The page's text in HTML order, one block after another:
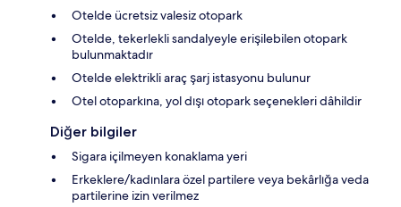
Otelde ücretsiz valesiz otopark
Otelde, tekerlekli sandalyeyle erişilebilen otopark
bulunmaktadır
Otelde elektrikli araç şarj istasyonu bulunur
Otel otoparkına, yol dışı otopark seçenekleri dâhildir
Diğer bilgiler
Sigara içilmeyen konaklama yeri
Erkeklere/kadınlara özel partilere veya bekârlığa veda
partilerine izin verilmez